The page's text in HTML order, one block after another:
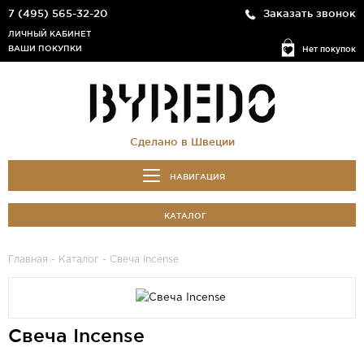
7 (495) 565-32-20 Заказать звонок
Нет покупок
ЛИЧНЫЙ КАБИНЕТ
ВАШИ ПОКУПКИ
Сделано в Швеции
НАВИГАЦИЯ
КАТАЛОГ
Главная - Каталог - Свеча Incense
Свеча Incense